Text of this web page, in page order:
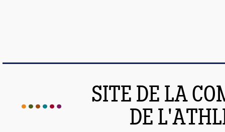
SITE DE LA
DE